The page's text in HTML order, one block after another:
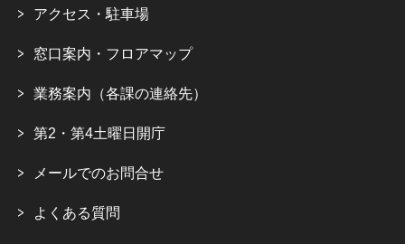
アクセス・駐車場
窓口案内・フロアマップ
業務案内（各課の連絡先）
第2・第4土曜日開庁
メールでのお問合せ
よくある質問